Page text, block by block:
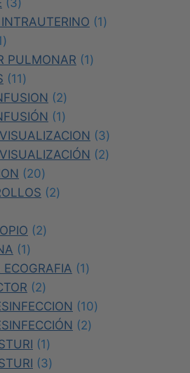
3
productos
11
1
producto
PULMONAR 11
1111
productos
22
productos
11
producto
33
productos
22
2020
productos
22
22
11
producto
11
22
productos
1010
22
11
producto
33